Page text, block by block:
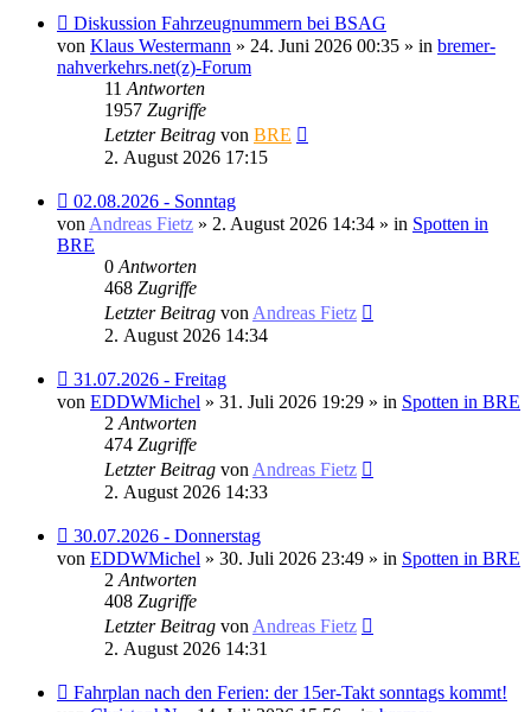
Neuer
Beitrag
Diskussion Fahrzeugnummern bei BSAG
von Klaus Westermann » 24. Juni 2026 00:35 » in bremer-
nahverkehrs.net(z)-Forum
11 Antworten
1957 Zugriffe
Letzter Beitrag von BRE
2. August 2026 17:15
Neuer
Beitrag
02.08.2026 - Sonntag
von Andreas Fietz » 2. August 2026 14:34 » in Spotten in
BRE
0 Antworten
468 Zugriffe
Letzter Beitrag von Andreas Fietz
2. August 2026 14:34
Neuer
Beitrag
31.07.2026 - Freitag
von EDDWMichel » 31. Juli 2026 19:29 » in Spotten in BRE
2 Antworten
474 Zugriffe
Letzter Beitrag von Andreas Fietz
2. August 2026 14:33
Neuer
Beitrag
30.07.2026 - Donnerstag
von EDDWMichel » 30. Juli 2026 23:49 » in Spotten in BRE
2 Antworten
408 Zugriffe
Letzter Beitrag von Andreas Fietz
2. August 2026 14:31
Neuer
Fahrplan nach den Ferien: der 15er-Takt sonntags kommt!